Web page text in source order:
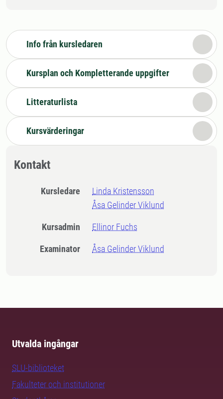
Info från kursledaren
Kursplan och Kompletterande uppgifter
Litteraturlista
Kursvärderingar
Kontakt
Kursledare
Linda Kristensson
Åsa Gelinder Viklund
Kursadmin Ellinor Fuchs
Examinator Åsa Gelinder Viklund
Utvalda ingångar
SLU-biblioteket
Fakulteter och institutioner